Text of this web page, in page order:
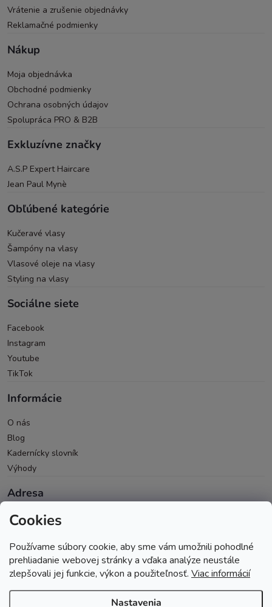
Cookies
Používame súbory cookie, aby sme vám umožnili pohodlné
prehliadanie webovej stránky a vďaka analýze neustále
zlepšovali jej funkcie, výkon a použiteľnosť. Viac informácií
Nastavenia
Vrátenie a zrušenie objednávky
Reklamačné podmienky
Nákup
Moja objednávka
Obchodné podmienky
Ochrana osobných údajov
Spolupráca PRO & B2B
Exkluzívne značky
A.S.P Expert Haircare
Jean Paul Mynè
Obľúbené kategórie
Kučeravé vlasy
Šampóny na vlasy
Vlasové oleje na vlasy
Styling na vlasy
Sociálne siete
Facebook
Instagram
Youtube
TikTok
Informácie
O nás
Blog
Kadernícky slovník
Výhody
Adresa
Oravická 614/14
Okres Tvrdošín